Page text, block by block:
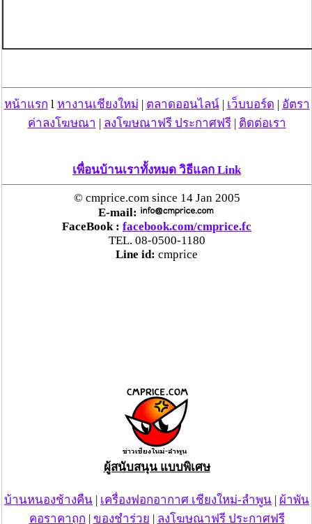
หน้าแรก l หางานเชียงใหม่ | ตลาดออนไลน์| เว็บบอร์ด | อัตรา
ค่าลงโฆษณา | ลงโฆษณาฟรี ประกาศฟรี| ติดต่อเรา
เพื่อนบ้านเราทั้งหมด วิธีแลก Link
© cmprice.com since 14 Jan 2005
E-mail:
FaceBook : facebook.com/cmprice.fc
TEL. 08-0500-1180
Line id: cmprice
ผู้สนับสนุน แบบพิเศษ
บ้านหนองช้างคืน | เครื่องฟอกอากาศ เชียงใหม่-ลำพูน | ผ้าพัน
คอราคาถูก | ของชำร่วย | ลงโฆษณาฟรี ประกาศฟรี